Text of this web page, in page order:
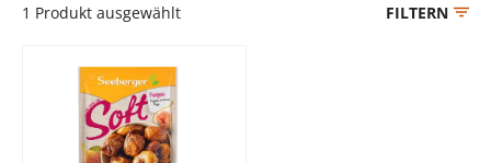
1 Produkt ausgewählt FILTERN